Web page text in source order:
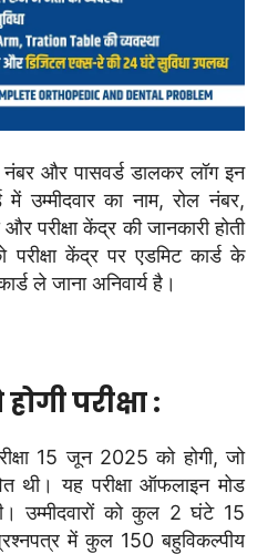
नंबर और पासवर्ड डालकर लॉग इन
में उम्मीदवार का नाम, रोल नंबर,
परीक्षा केंद्र की जानकारी होती
परीक्षा केंद्र पर एडमिट कार्ड के
ले जाना अनिवार्य है।
परीक्षा :
15 जून 2025 को होगी, जो
थी। यह परीक्षा ऑफलाइन मोड
उम्मीदवारों को कुल 2 घंटे 15
में कुल 150 बहुविकल्पीय